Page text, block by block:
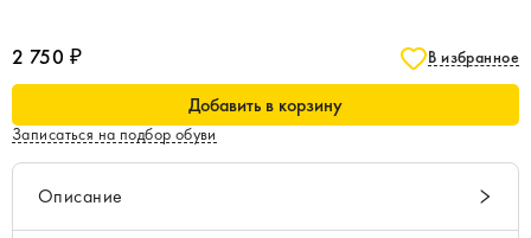
2 750 ₽ В избранное
Добавить в корзину
Записаться на подбор обуви
Описание